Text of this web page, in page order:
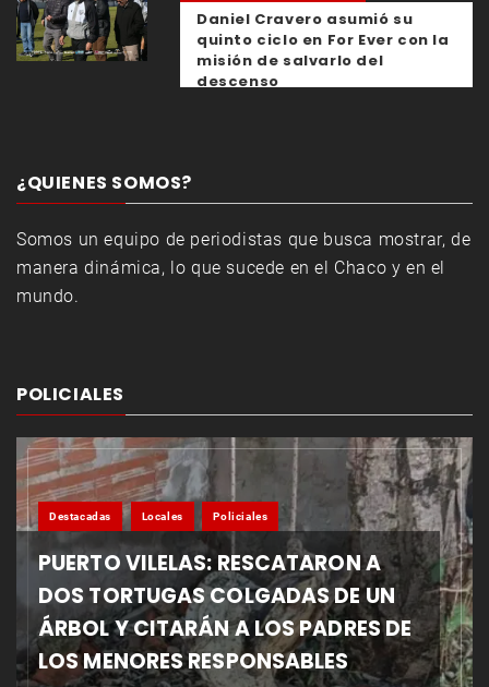
Daniel Cravero asumió su
quinto ciclo en For Ever con la
misión de salvarlo del
descenso
¿QUIENES SOMOS?
Somos un equipo de periodistas que busca mostrar, de
manera dinámica, lo que sucede en el Chaco y en el
mundo.
POLICIALES
Destacadas Locales Policiales
PUERTO VILELAS: RESCATARON A
DOS TORTUGAS COLGADAS DE UN
ÁRBOL Y CITARÁN A LOS PADRES DE
LOS MENORES RESPONSABLES